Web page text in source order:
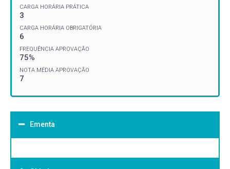
CARGA HORÁRIA PRÁTICA
3
CARGA HORÁRIA OBRIGATÓRIA
6
FREQUÊNCIA APROVAÇÃO
75%
NOTA MÉDIA APROVAÇÃO
7
Ementa